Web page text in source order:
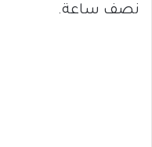
نصف ساعة.